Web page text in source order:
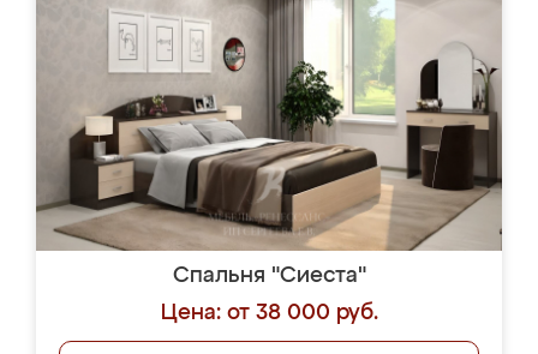
Спальня "Сиеста"
Цена: от 38 000 руб.